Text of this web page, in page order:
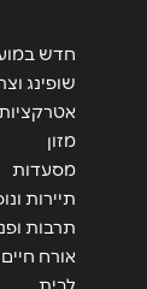
חדש
שופינג
אטרקציות
מזון
מסעדות
תיירות
תרבות
אורח